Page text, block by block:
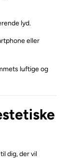
lyd.
eller
luftige og
dig, der vil